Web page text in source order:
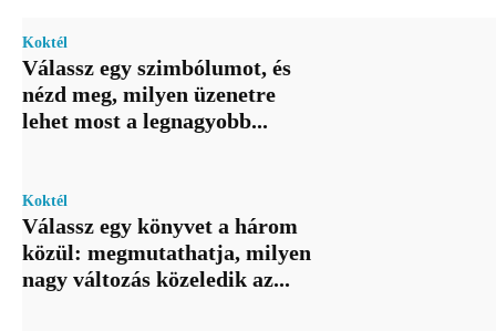
Koktél
Válassz egy szimbólumot, és
nézd meg, milyen üzenetre
lehet most a legnagyobb...
Koktél
Válassz egy könyvet a három
közül: megmutathatja, milyen
nagy változás közeledik az...